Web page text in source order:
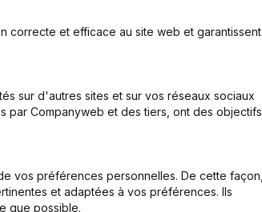
correcte et efficace au site web et garantissent
sur d'autres sites et sur vos réseaux sociaux
par Companyweb et des tiers, ont des objectifs
vos préférences personnelles. De cette façon,
et adaptées à vos préférences. Ils
que possible.